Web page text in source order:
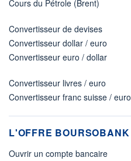
Cours du Pétrole (Brent)
Convertisseur de devises
Convertisseur dollar / euro
Convertisseur euro / dollar
Convertisseur livres / euro
Convertisseur franc suisse / euro
L'OFFRE BOURSOBANK
Ouvrir un compte bancaire